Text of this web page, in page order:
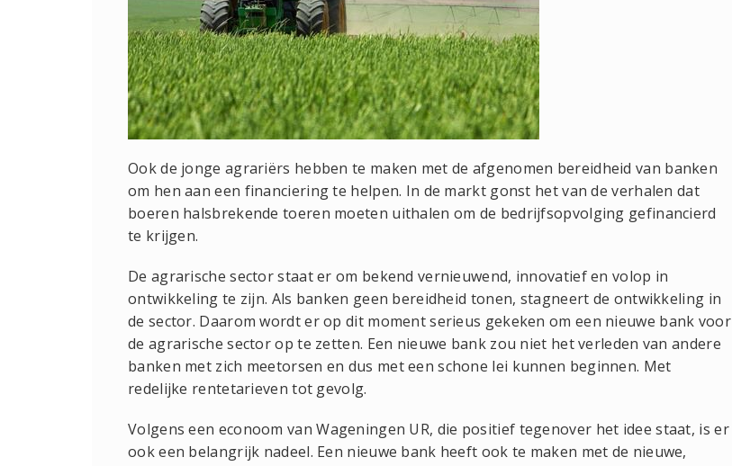
Ook de jonge agrariërs hebben te maken met de afgenomen bereidheid van banken
om hen aan een financiering te helpen. In de markt gonst het van de verhalen dat
boeren halsbrekende toeren moeten uithalen om de bedrijfsopvolging gefinancierd
te krijgen.
De agrarische sector staat er om bekend vernieuwend, innovatief en volop in
ontwikkeling te zijn. Als banken geen bereidheid tonen, stagneert de ontwikkeling in
de sector. Daarom wordt er op dit moment serieus gekeken om een nieuwe bank voor
de agrarische sector op te zetten. Een nieuwe bank zou niet het verleden van andere
banken met zich meetorsen en dus met een schone lei kunnen beginnen. Met
redelijke rentetarieven tot gevolg.
Volgens een econoom van Wageningen UR, die positief tegenover het idee staat, is er
ook een belangrijk nadeel. Een nieuwe bank heeft ook te maken met de nieuwe,